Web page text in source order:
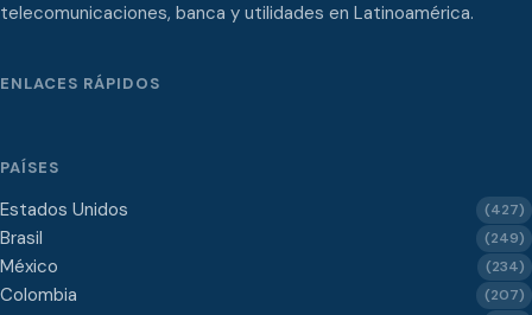
telecomunicaciones, banca y utilidades en Latinoamérica.
ENLACES RÁPIDOS
PAÍSES
Estados Unidos (427)
Brasil (249)
México (234)
Colombia (207)